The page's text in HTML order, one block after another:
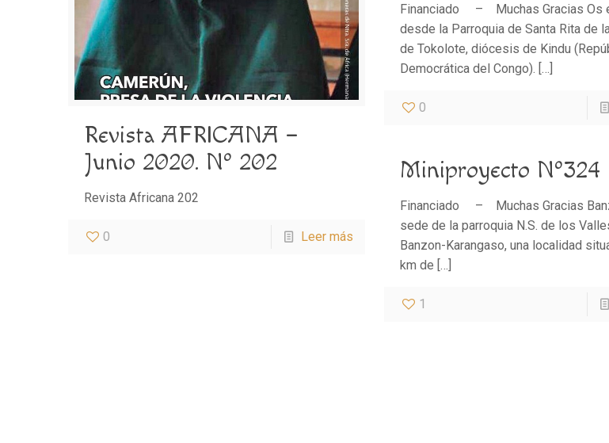
Revista AFRICANA –
Junio 2020. Nº 202
Revista Africana 202
0 Leer más
Financiado – Muchas Gracias Os
desde la Parroquia de Santa Rita de
de Tokolote, diócesis de Kindu
Democrática del Congo). […]
0
Miniproyecto Nº324
Financiado – Muchas Gracias
sede de la parroquia N.S. de los
Banzon-Karangaso, una localidad
km de […]
1